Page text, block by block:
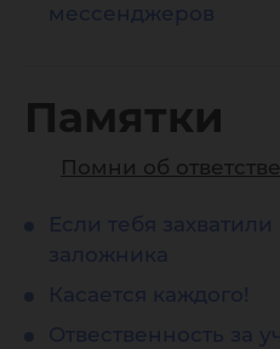
мессенджеров
Памятки
Помни об
Если тебя захватили
заложника
Касается каждого!
Отвественность за